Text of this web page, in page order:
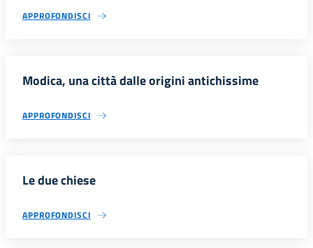
APPROFONDISCI
Modica, una città dalle origini antichissime
APPROFONDISCI
Le due chiese
APPROFONDISCI